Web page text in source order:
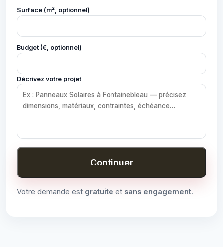
Surface (m², optionnel)
Budget (€, optionnel)
Décrivez votre projet
Continuer
Votre demande est gratuite et sans engagement.